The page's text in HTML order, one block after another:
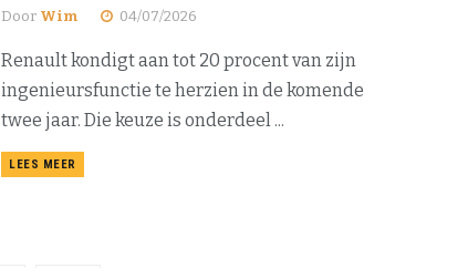
Door Wim 04/07/2026
Renault kondigt aan tot 20 procent van zijn
ingenieursfunctie te herzien in de komende
twee jaar. Die keuze is onderdeel ...
LEES MEER